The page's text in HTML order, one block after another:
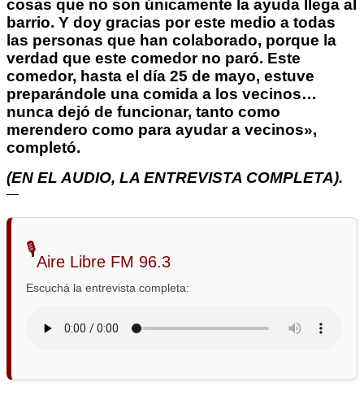
cosas que no son únicamente la ayuda llega al
barrio. Y doy gracias por este medio a todas
las personas que han colaborado, porque la
verdad que este comedor no paró. Este
comedor, hasta el día 25 de mayo, estuve
preparándole una comida a los vecinos…
nunca dejó de funcionar, tanto como
merendero como para ayudar a vecinos»,
completó.
(EN EL AUDIO, LA ENTREVISTA COMPLETA).
—
🎙️
Aire Libre FM 96.3
Escuchá la entrevista completa: